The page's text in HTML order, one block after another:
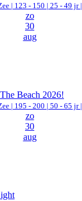
| 123 - 150 | 25 - 49 jr |
zo
30
aug
Beach 2026!
| 195 - 200 | 50 - 65 jr |
zo
30
aug